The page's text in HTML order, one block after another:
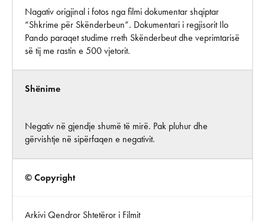
Nagativ origjinal i fotos nga filmi dokumentar shqiptar
“Shkrime për Skënderbeun”. Dokumentari i regjisorit Ilo
Pando paraqet studime rreth Skënderbeut dhe veprimtarisë
së tij me rastin e 500 vjetorit.
Shënime
Negativ në gjendje shumë të mirë. Pak pluhur dhe
gërvishtje në sipërfaqen e negativit.
© Copyright
Arkivi Qendror Shtetëror i Filmit